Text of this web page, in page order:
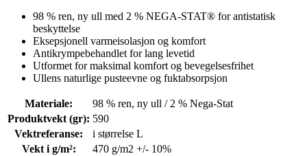
98 % ren, ny ull med 2 % NEGA-STAT® for antistatisk
beskyttelse
Eksepsjonell varmeisolasjon og komfort
Antikrympebehandlet for lang levetid
Utformet for maksimal komfort og bevegelsesfrihet
Ullens naturlige pusteevne og fuktabsorpsjon
Materiale:
98 % ren, ny ull / 2 % Nega-Stat
Produktvekt (gr): 590
Vektreferanse:
i størrelse L
Vekt i g/m²:
470 g/m2 +/- 10%